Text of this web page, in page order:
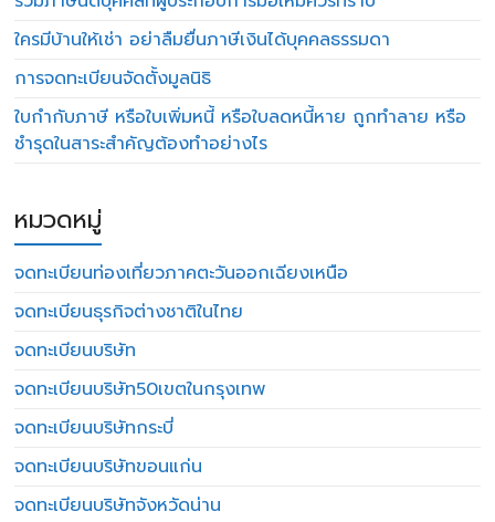
ใครมีบ้านให้เช่า อย่าลืมยื่นภาษีเงินได้บุคคลธรรมดา
การจดทะเบียนจัดตั้งมูลนิธิ
ใบกำกับภาษี หรือใบเพิ่มหนี้ หรือใบลดหนี้หาย ถูกทำลาย หรือ
ชำรุดในสาระสำคัญต้องทำอย่างไร
หมวดหมู่
จดทะเบียนท่องเที่ยวภาคตะวันออกเฉียงเหนือ
จดทะเบียนธุรกิจต่างชาติในไทย
จดทะเบียนบริษัท
จดทะเบียนบริษัท50เขตในกรุงเทพ
จดทะเบียนบริษัทกระบี่
จดทะเบียนบริษัทขอนแก่น
จดทะเบียนบริษัทจังหวัดน่าน